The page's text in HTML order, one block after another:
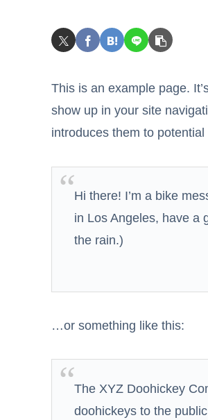
This is an example page.
show up in your site
introduces them to
Hi there! I’m a bike
in Los Angeles, have a
the rain.)
…or something like this:
The XYZ Doohickey
doohickeys to the